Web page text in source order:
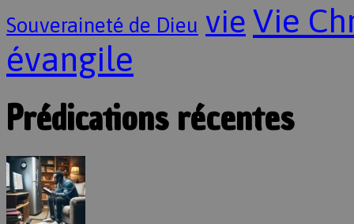
Souveraineté de Dieu vie Vie
évangile
Prédications récentes